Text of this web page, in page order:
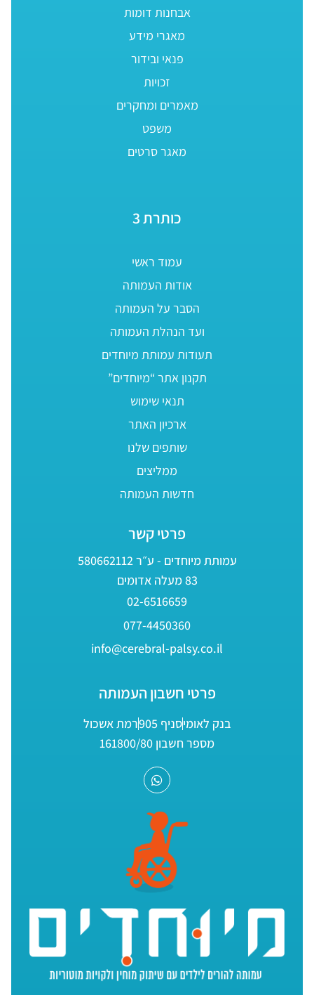
אבחנות דומות
מאגרי מידע
פנאי ובידור
זכויות
מאמרים ומחקרים
משפט
מאגר סרטים
כותרת 3
עמוד ראשי
אודות העמותה
הסבר על העמותה
ועד הנהלת העמותה
תעודות עמותת מיוחדים
תקנון אתר “מיוחדים”
תנאי שימוש
ארכיון האתר
שותפים שלנו
ממליצים
חדשות העמותה
פרטי קשר
עמותת מיוחדים - ע״ר 580662112
83 מעלה אדומים
02-6516659
077-4450360
info@cerebral-palsy.co.il
פרטי חשבון העמותה
בנק לאומיסניף 905
רמת אשכול
מספר חשבון 161800/80